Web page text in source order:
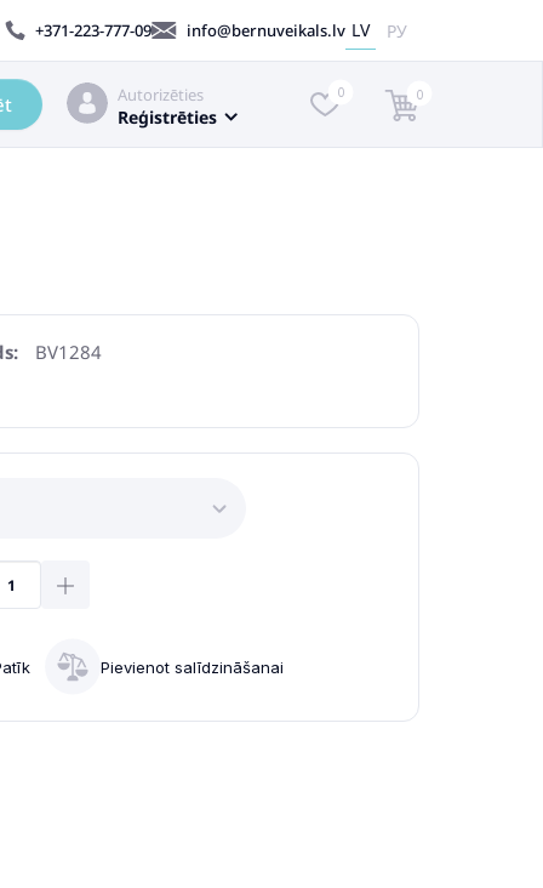
+371-223-777-09 info@bernuveikals.lv LV РУ
Autorizēties
Reģistrēties
0 0
BV1284
Pievienot salīdzināšanai